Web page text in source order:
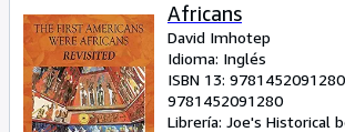
Africans
David Imhotep
Idioma: Inglés
ISBN 13: 9781452091280
9781452091280
Librería: Joe's Historical